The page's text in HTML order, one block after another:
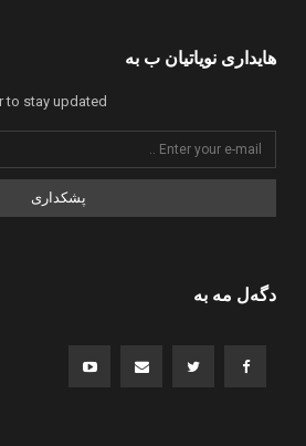
هایداری نویاتیان ب بە
to stay updated.
پشکداری
دگەل مە بە